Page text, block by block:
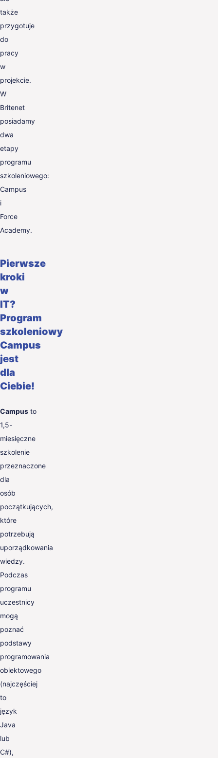
także
przygotuje
do
pracy
w
projekcie.
W
Britenet
posiadamy
dwa
etapy
programu
szkoleniowego:
Campus
i
Force
Academy.
Pierwsze
kroki
w
IT?
Program
szkoleniowy
Campus
jest
dla
Ciebie!
Campus to
1,5-
miesięczne
szkolenie
przeznaczone
dla
osób
początkujących,
które
potrzebują
uporządkowania
wiedzy.
Podczas
programu
uczestnicy
mogą
poznać
podstawy
programowania
obiektowego
(najczęściej
to
język
Java
lub
C#),